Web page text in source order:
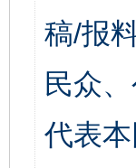
稿/报
民众
代表